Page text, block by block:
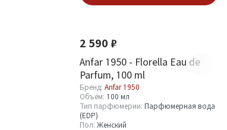
2 590 ₽
Anfar 1950 - Florella Eau de
Parfum, 100 ml
Бренд: Anfar 1950
Объём: 100 мл
Тип парфюмерии: Парфюмерная вода
(EDP)
Пол: Женский